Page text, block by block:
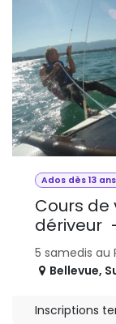
Ados dès 13 ans
Cours
dériveur
5 samedis au
Bellevue,
Inscriptions